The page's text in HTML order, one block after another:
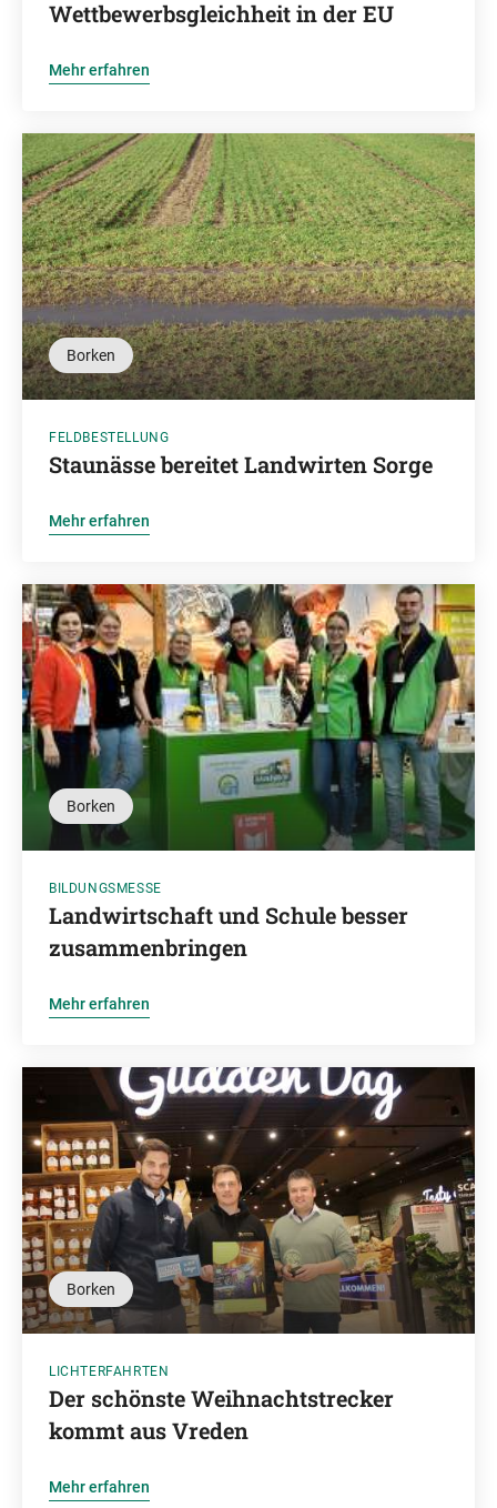
Wettbewerbsgleichheit in der EU
Mehr erfahren
Borken
FELDBESTELLUNG
Staunässe bereitet Landwirten Sorge
Mehr erfahren
Borken
BILDUNGSMESSE
Landwirtschaft und Schule besser
zusammenbringen
Mehr erfahren
Borken
LICHTERFAHRTEN
Der schönste Weihnachtstrecker
kommt aus Vreden
Mehr erfahren